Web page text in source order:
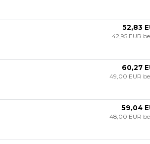
52,83
42,95 EUR
60,27
49,00 EUR
59,04
48,00 EUR